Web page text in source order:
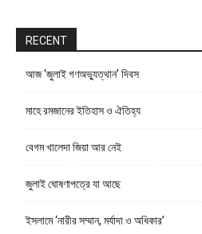
RECENT
আজ ‘জুলাই গণঅভ্যুত্থান’ দিবস
মাহে রমজানের ইতিহাস ও ঐতিহ্য
বেগম খালেদা জিয়া আর নেই
জুলাই ঘোষণাপত্রে যা আছে
ইসলামে ‘নারীর সম্মান, মর্যাদা ও অধিকার’